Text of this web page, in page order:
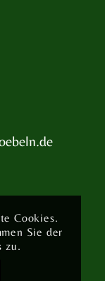
Cookies.
Sie der
zu.